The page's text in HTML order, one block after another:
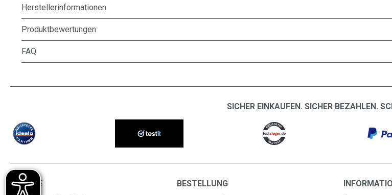
Herstellerinformationen
Produktbewertungen
FAQ
SICHER EINKAUFEN. SICHER BEZAHLEN.
SERVICE
BESTELLUNG